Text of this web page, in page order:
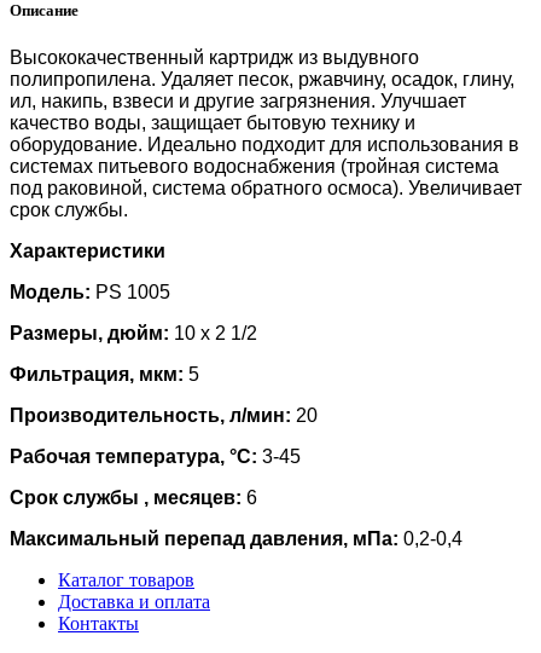
Описание
Высококачественный картридж из выдувного
полипропилена. Удаляет песок, ржавчину, осадок, глину,
ил, накипь, взвеси и другие загрязнения. Улучшает
качество воды, защищает бытовую технику и
оборудование. Идеально подходит для использования в
системах питьевого водоснабжения (тройная система
под раковиной, система обратного осмоса). Увеличивает
срок службы.
Характеристики
Модель: PS 1005
Размеры, дюйм: 10 x 2 1/2
Фильтрация, мкм: 5
Производительность, л/мин: 20
Рабочая температура, °С: 3-45
Срок службы , месяцев: 6
Максимальный перепад давления, мПа: 0,2-0,4
Каталог товаров
Доставка и оплата
Контакты